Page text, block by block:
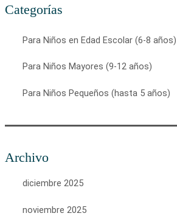
Categorías
Para Niños en Edad Escolar (6-8 años)
Para Niños Mayores (9-12 años)
Para Niños Pequeños (hasta 5 años)
Archivo
diciembre 2025
noviembre 2025